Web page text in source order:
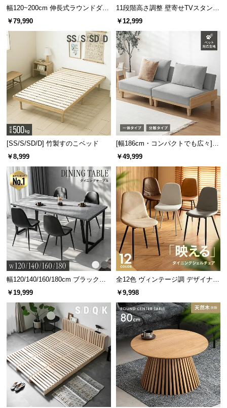
製品の製造工程や原料に適用される国際的な試
験・認証システム。環境や働く人に配慮した生産
体制であるかも厳しくチェックされる、人にも地
球にも優しい繊維製品である証です。
洗濯機で丸洗いOK
自宅で洗濯ができるため、清潔さとボリューム感を
洗濯時に若干色落ち・色移りする場合がございま
すのでご注意ください。
カラーバリエーション
幅120~200cm 伸長式ラウンドダイ
ニングテーブル 6人掛け 天然木突
板 美しい格子デザイン
￥79,990
11段階高さ調整 壁寄せTVスタンド
キャスター付き 上下左右角度調節
￥12,999
[SS/S/SD/D] 竹製すのこベッド
￥8,999
[幅186cm・コンパクトでも広々] 3
人掛けソファベッド リクライニン
￥49,999
幅120/140/160/180cm ブラックフ
レーム ダイニング 大理石調 4人掛
￥19,999
全12色 ヴィンテージ調 デザイナー
ズシェルチェア
￥9,998